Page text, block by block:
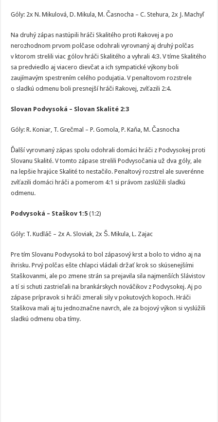
Góly: 2x N. Mikulová, D. Mikula, M. Časnocha – C. Stehura, 2x J. Machyľ
Na druhý zápas nastúpili hráči Skalitého proti Rakovej a po
nerozhodnom prvom polčase odohrali vyrovnaný aj druhý polčas
v ktorom strelili viac gólov hráči Skalitého a vyhrali 4:3. V tíme Skalitého
sa predviedlo aj viacero dievčat a ich sympatické výkony boli
zaujímavým spestrením celého podujatia. V penaltovom rozstrele
o sladkú odmenu boli presnejší hráči Rakovej, zvíťazili 2:4.
Slovan Podvysoká – Slovan Skalité 2:3
Góly: R. Koniar, T. Grečmal – P. Gomola, P. Kaňa, M. Časnocha
Ďalší vyrovnaný zápas spolu odohrali domáci hráči z Podvysokej proti
Slovanu Skalité. V tomto zápase strelili Podvysočania už dva góly, ale
na lepšie hrajúce Skalité to nestačilo. Penaltový rozstrel ale suverénne
zvíťazili domáci hráči a pomerom 4:1 si právom zaslúžili sladkú
odmenu.
Podvysoká – Staškov 1:5 (1:2)
Góly: T. Kudláč – 2x A. Sloviak, 2x Š. Mikula, L. Zajac
Pre tím Slovanu Podvysoká to bol zápasový krst a bolo to vidno aj na
ihrisku. Prvý polčas ešte chlapci vládali držať krok so skúsenejšími
Staškovanmi, ale po zmene strán sa prejavila sila najmenších Slávistov
a tí si schuti zastrieľali na brankárskych nováčikov z Podvysokej. Aj po
zápase prípravok si hráči zmerali sily v pokutových kopoch. Hráči
Staškova mali aj tu jednoznačne navrch, ale za bojový výkon si vyslúžili
sladkú odmenu oba tímy.